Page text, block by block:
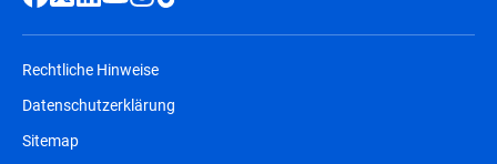
Rechtliche Hinweise
Datenschutzerklärung
Sitemap